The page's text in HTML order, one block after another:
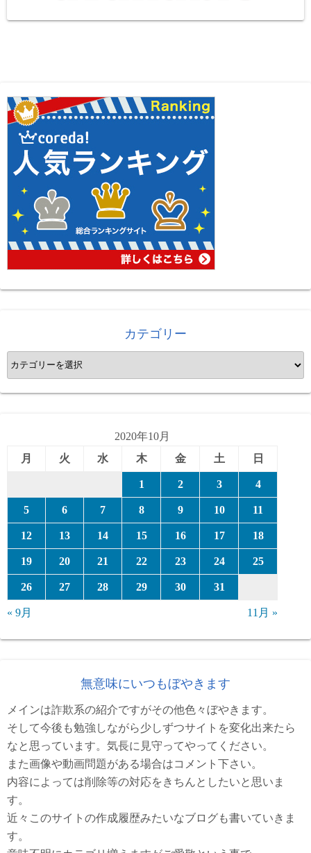
カテゴリー
カ
テ
ゴ
2020年10月
月
火 水 木 金 土 日
1 2 3 4
5 6 7 8 9 10 11
12 13 14 15 16 17 18
19 20 21 22 23 24 25
26 27 28 29 30 31
« 9月 11月 »
無意味にいつもぼやきます
メインは詐欺系の紹介ですがその他色々ぼやきます。
そして今後も勉強しながら少しずつサイトを変化出来たら
なと思っています。気長に見守ってやってください。
また画像や動画問題がある場合はコメント下さい。
内容によっては削除等の対応をきちんとしたいと思いま
す。
近々このサイトの作成履歴みたいなブログも書いていきま
す。